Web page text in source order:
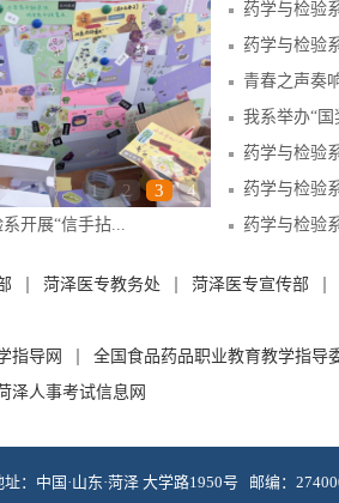
1 2 3 4
开展“信手拈...
我系举办“
药学与检验
药学与检验
菏泽医专教务处 菏泽医专宣传部
指导网
全国食品药品职业教育教学指导
泽人事考试信息网
：中国·山东·菏泽 大学路1950号 邮编：